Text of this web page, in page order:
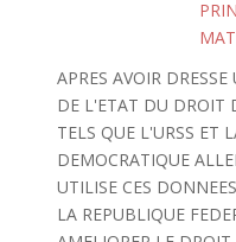
APRES AVOIR
DE L'ETAT DU DROIT
TELS QUE L'URSS ET
DEMOCRATIQUE
UTILISE CES
LA REPUBLIQUE